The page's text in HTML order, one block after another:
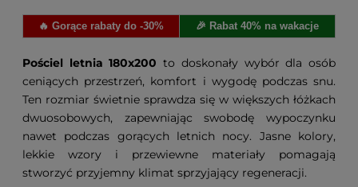
🔥 Gorące rabaty do -30% 🎉 Rabat 40% na wakacje
Pościel letnia 180x200 to doskonały wybór dla osób
ceniących przestrzeń, komfort i wygodę podczas snu.
Ten rozmiar świetnie sprawdza się w większych łóżkach
dwuosobowych, zapewniając swobodę wypoczynku
nawet podczas gorących letnich nocy. Jasne kolory,
lekkie wzory i przewiewne materiały pomagają
stworzyć przyjemny klimat sprzyjający regeneracji.